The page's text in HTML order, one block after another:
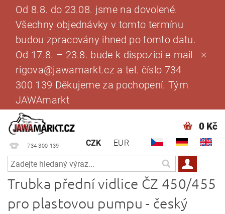
Od 8.8. do 23.08. jsme na dovolené.
Všechny objednávky v tomto termínu
budou zpracovány ihned po tomto datu.
Od 17.8. – 23.8. bude k dispozici e-mail
rigova@jawamarkt.cz a tel. číslo 734
300 139 Děkujeme za pochopení. Tým
JAWAmarkt
734 300 139 CZK EUR
0 Kč
Trubka přední vidlice ČZ 450/455
pro plastovou pumpu - český